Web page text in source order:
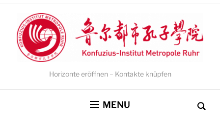
Horizonte eröffnen – Kontakte knüpfen
MENU